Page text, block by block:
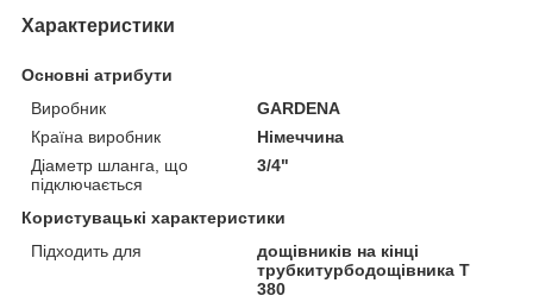
Характеристики
Основні атрибути
Виробник
GARDENA
Країна виробник
Німеччина
Діаметр шланга, що
підключається
3/4"
Користувацькі характеристики
Підходить для
дощівників на кінці
трубкитурбодощівника T
380